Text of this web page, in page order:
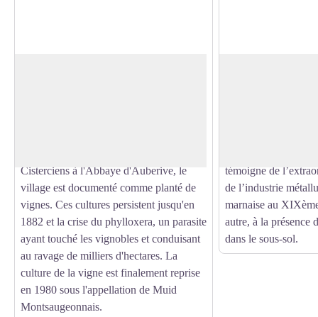
Cisterciens à l'Abbaye d'Auberive, le
village est documenté comme planté de
vignes. Ces cultures persistent jusqu'en
1882 et la crise du phylloxera, un parasite
ayant touché les vignobles et conduisant
au ravage de milliers d'hectares. La
culture de la vigne est finalement reprise
en 1980 sous l'appellation de Muid
Montsaugeonnais.
témoigne de
de l’industrie
marnaise au
autre, à la présence
dans le sous-sol.